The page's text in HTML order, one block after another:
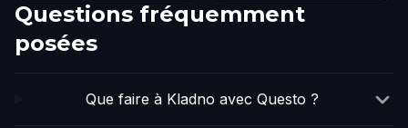
Questions fréquemment
posées
Que faire à Kladno avec Questo ?